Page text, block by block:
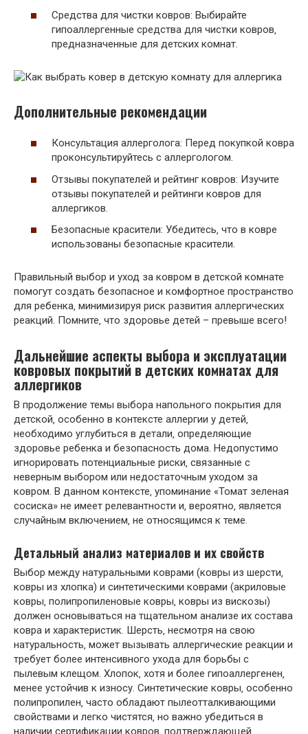
Средства для чистки ковров: Выбирайте
гипоаллергенные средства для чистки ковров‚
предназначенные для детских комнат.
Дополнительные рекомендации
Консультация аллерголога: Перед покупкой ковра
проконсультируйтесь с аллергологом.
Отзывы покупателей и рейтинг ковров: Изучите
отзывы покупателей и рейтинги ковров для
аллергиков.
Безопасные красители: Убедитесь‚ что в ковре
использованы безопасные красители.
Правильный выбор и уход за ковром в детской комнате
помогут создать безопасное и комфортное пространство
для ребенка‚ минимизируя риск развития аллергических
реакций. Помните‚ что здоровье детей – превыше всего!
Дальнейшие аспекты выбора и эксплуатации
ковровых покрытий в детских комнатах для
аллергиков
В продолжение темы выбора напольного покрытия для
детской‚ особенно в контексте аллергии у детей‚
необходимо углубиться в детали‚ определяющие
здоровье ребенка и безопасность дома. Недопустимо
игнорировать потенциальные риски‚ связанные с
неверным выбором или недостаточным уходом за
ковром. В данном контексте‚ упоминание «Томат зеленая
сосиска» не имеет релевантности и‚ вероятно‚ является
случайным включением‚ не относящимся к теме.
Детальный анализ материалов и их свойств
Выбор между натуральными коврами (ковры из шерсти‚
ковры из хлопка) и синтетическими коврами (акриловые
ковры‚ полипропиленовые ковры‚ ковры из вискозы)
должен основываться на тщательном анализе их состава
ковра и характеристик. Шерсть‚ несмотря на свою
натуральность‚ может вызывать аллергические реакции и
требует более интенсивного ухода для борьбы с
пылевым клещом. Хлопок‚ хотя и более гипоаллергенен‚
менее устойчив к износу. Синтетические ковры‚ особенно
полипропилен‚ часто обладают пылеотталкивающими
свойствами и легко чистятся‚ но важно убедиться в
наличии сертификации ковров‚ подтверждающей